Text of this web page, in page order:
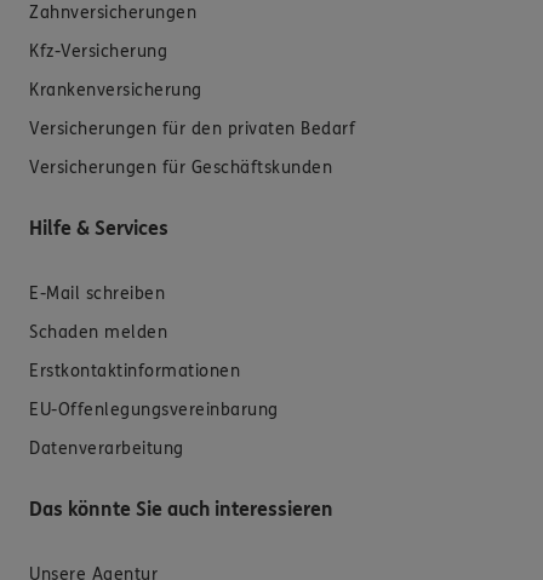
Zahnversicherungen
Kfz-Versicherung
Krankenversicherung
Versicherungen für den privaten Bedarf
Versicherungen für Geschäftskunden
Hilfe & Services
E-Mail schreiben
Schaden melden
Erstkontaktinformationen
EU-Offenlegungsvereinbarung
Datenverarbeitung
Das könnte Sie auch interessieren
Unsere Agentur